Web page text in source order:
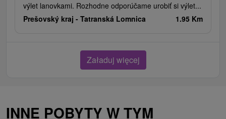
výlet lanovkami. Rozhodne odporúčame urobiť si výlet...
Prešovský kraj - Tatranská Lomnica 1.95 Km
Załaduj więcej
INNE POBYTY W TYM